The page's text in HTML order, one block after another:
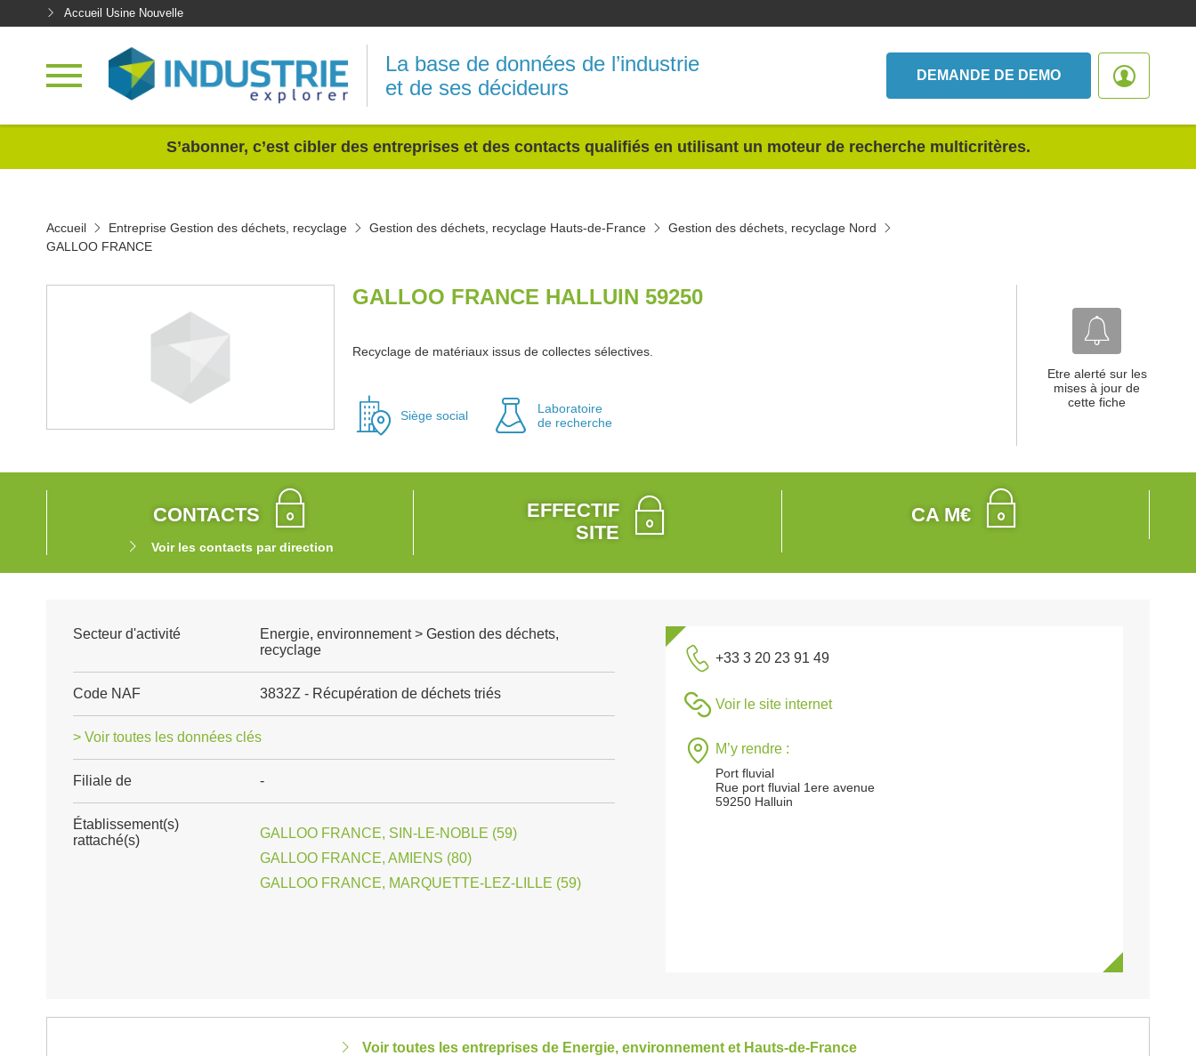
Accueil Usine Nouvelle
La base de données de l’industrie
et de ses décideurs
DEMANDE DE DEMO
S’abonner, c’est cibler des entreprises et des contacts qualifiés en utilisant un moteur de recherche multicritères.
Accueil Entreprise Gestion des déchets, recyclage Gestion des déchets, recyclage Hauts-de-France
Gestion des déchets, recyclage Nord
GALLOO FRANCE
GALLOO FRANCE HALLUIN 59250
Recyclage de matériaux issus de collectes sélectives.
Siège social
Laboratoire
de recherche
Etre alerté sur les
mises à jour de
cette fiche
CONTACTS
Voir les contacts par direction
EFFECTIF
SITE
CA M€
Secteur d'activité
Energie, environnement > Gestion des déchets,
recyclage
Code NAF 3832Z - Récupération de déchets triés
> Voir toutes les données clés
Filiale de -
Établissement(s)
rattaché(s)
GALLOO FRANCE, SIN-LE-NOBLE (59)
GALLOO FRANCE, AMIENS (80)
GALLOO FRANCE, MARQUETTE-LEZ-LILLE (59)
+33 3 20 23 91 49
Voir le site internet
M’y rendre :
Port fluvial
Rue port fluvial 1ere avenue
59250 Halluin
Voir toutes les entreprises de Energie, environnement et Hauts-de-France